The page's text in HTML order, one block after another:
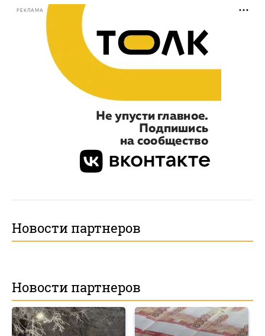
РЕКЛАМА
Новости партнеров
Новости партнеров